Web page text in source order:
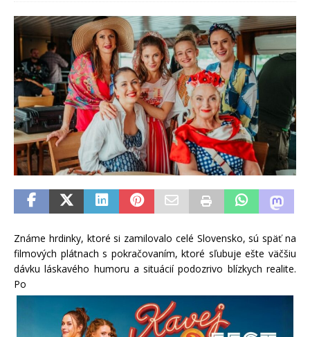
Známe hrdinky, ktoré si zamilovalo celé Slovensko, sú späť na
filmových plátnach s pokračovaním, ktoré sľubuje ešte väčšiu
dávku láskavého humoru a situácií podozrivo blízkych realite.
Po